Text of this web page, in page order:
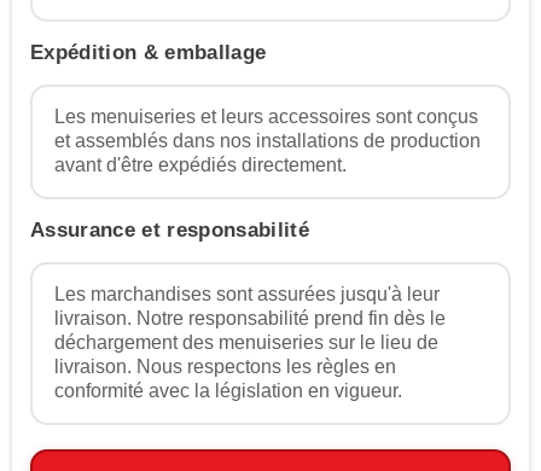
Expédition & emballage
Les menuiseries et leurs accessoires sont conçus
et assemblés dans nos installations de production
avant d'être expédiés directement.
Assurance et responsabilité
Les marchandises sont assurées jusqu'à leur
livraison. Notre responsabilité prend fin dès le
déchargement des menuiseries sur le lieu de
livraison. Nous respectons les règles en
conformité avec la législation en vigueur.